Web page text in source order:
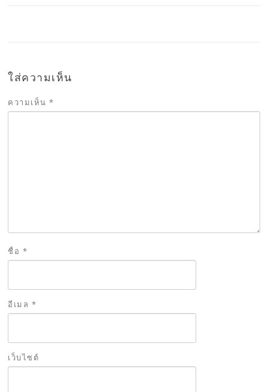
ใส่ความเห็น
ความเห็น*
ชื่อ *
อีเมล *
เว็บไซต์